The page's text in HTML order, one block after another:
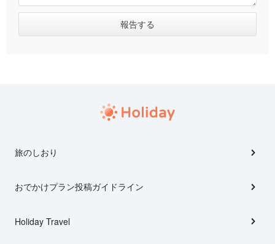
旅のしおり
おでかけプラン投稿ガイドライン
Holiday Travel